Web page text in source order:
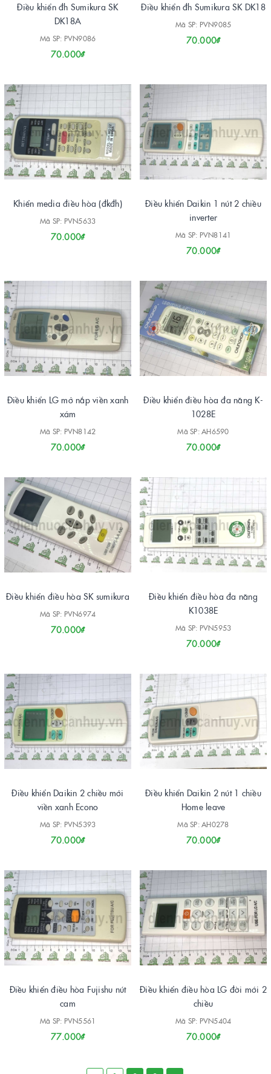
Điều khiển đh Sumikura SK
DK18A
Mã SP: PVN9086
70.000₫
Điều khiển đh Sumikura SK DK18
Mã SP: PVN9085
70.000₫
Khiển media điều hòa (đkđh)
Mã SP: PVN5633
70.000₫
Điều khiển Daikin 1 nút 2 chiều
inverter
Mã SP: PVN8141
70.000₫
Điều khiển LG mở nắp viền xanh
xám
Mã SP: PVN8142
70.000₫
Điều khiển điều hòa đa năng K-
1028E
Mã SP: AH6590
70.000₫
Điều khiển điều hòa SK sumikura
Mã SP: PVN6974
70.000₫
Điều khiển điều hòa đa năng
K1038E
Mã SP: PVN5953
70.000₫
Điều khiển Daikin 2 chiều mới
viền xanh Econo
Mã SP: PVN5393
70.000₫
Điều khiển Daikin 2 nút 1 chiều
Home leave
Mã SP: AH0278
70.000₫
Điều khiển điều hòa Fujishu nút
cam
Mã SP: PVN5561
77.000₫
Điều khiển điều hòa LG đời mới 2
chiều
Mã SP: PVN5404
70.000₫